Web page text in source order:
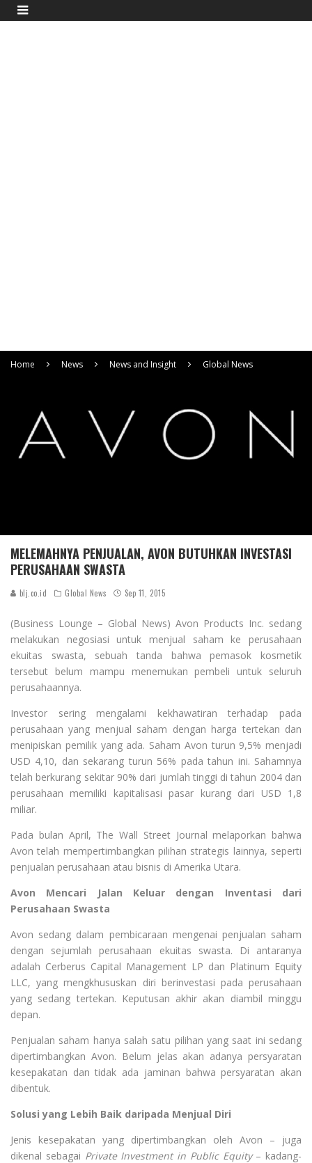
Home News News and Insight Global News
MELEMAHNYA PENJUALAN, AVON BUTUHKAN INVESTASI
PERUSAHAAN SWASTA
blj.co.id Global News Sep 11, 2015
(Business Lounge – Global News) Avon Products Inc. sedang
melakukan negosiasi untuk menjual saham ke perusahaan
ekuitas swasta, sebuah tanda bahwa pemasok kosmetik
tersebut belum mampu menemukan pembeli untuk seluruh
perusahaannya.
Investor sering mengalami kekhawatiran terhadap pada
perusahaan yang menjual saham dengan harga tertekan dan
menipiskan pemilik yang ada. Saham Avon turun 9,5% menjadi
USD 4,10, dan sekarang turun 56% pada tahun ini. Sahamnya
telah berkurang sekitar 90% dari jumlah tinggi di tahun 2004 dan
perusahaan memiliki kapitalisasi pasar kurang dari USD 1,8
miliar.
Pada bulan April, The Wall Street Journal melaporkan bahwa
Avon telah mempertimbangkan pilihan strategis lainnya, seperti
penjualan perusahaan atau bisnis di Amerika Utara.
Avon Mencari Jalan Keluar dengan Inventasi dari
Perusahaan Swasta
Avon sedang dalam pembicaraan mengenai penjualan saham
dengan sejumlah perusahaan ekuitas swasta. Di antaranya
adalah Cerberus Capital Management LP dan Platinum Equity
LLC, yang mengkhususkan diri berinvestasi pada perusahaan
yang sedang tertekan. Keputusan akhir akan diambil minggu
depan.
Penjualan saham hanya salah satu pilihan yang saat ini sedang
dipertimbangkan Avon. Belum jelas akan adanya persyaratan
kesepakatan dan tidak ada jaminan bahwa persyaratan akan
dibentuk.
Solusi yang Lebih Baik daripada Menjual Diri
Jenis kesepakatan yang dipertimbangkan oleh Avon – juga
dikenal sebagai Private Investment in Public Equity – kadang-